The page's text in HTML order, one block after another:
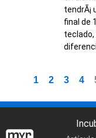
tendrÃ¡
final de
teclado,
1 2 3 4